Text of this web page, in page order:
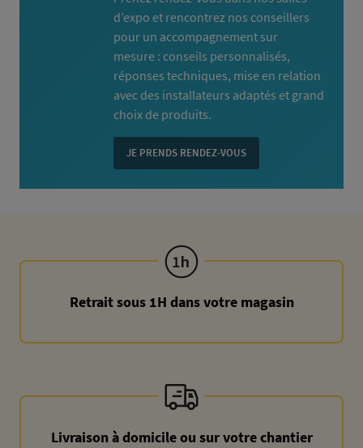
d’expo et rencontrez nos conseillers
pour un accompagnement sur
mesure : conseils personnalisés,
réponses techniques, mise en relation
avec des installateurs adaptés et grand
choix de produits.
JE PRENDS RENDEZ-VOUS
Retrait sous 1H dans votre magasin
Livraison à domicile ou sur votre chantier